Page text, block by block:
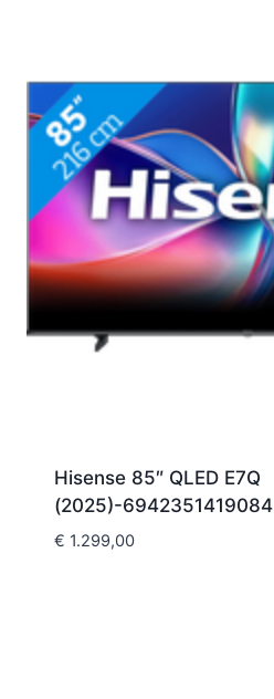
Hisense 85″ QLED E7Q
(2025)-6942351419084
€ 1.299,00